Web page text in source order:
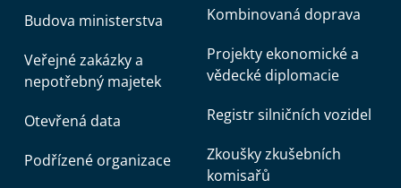
Budova ministerstva
Veřejné zakázky a
nepotřebný majetek
Otevřená data
Podřízené organizace
Kombinovaná doprava
Projekty ekonomické a
vědecké diplomacie
Registr silničních vozidel
Zkoušky zkušebních
komisařů